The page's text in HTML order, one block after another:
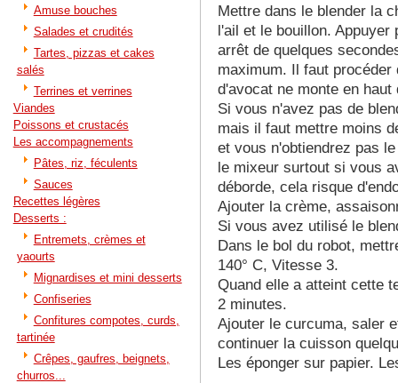
Mettre dans le blender la
l'ail et le bouillon.
arrêt de quelques
maximum. Il faut
d'avocat ne monte en haut
Si vous n'avez pas de
mais il faut mettre moins
et vous n'obtiendrez pas
le mixeur surtout si vous
déborde, cela risque
Ajouter la crème,
Si vous avez utilisé le
Dans le bol du robot,
140° C, Vitesse 3.
Quand elle a atteint cette
2 minutes.
Ajouter le curcuma, saler
continuer la cuisson
Les éponger sur papier.
Amuse bouches
Salades et crudités
Tartes, pizzas et cakes
salés
Terrines et verrines
Viandes
Poissons et crustacés
Les accompagnements
Pâtes, riz, féculents
Sauces
Recettes légères
Desserts :
Entremets, crèmes et
yaourts
Mignardises et mini desserts
Confiseries
Confitures compotes, curds,
tartinée
Crêpes, gaufres, beignets,
churros...